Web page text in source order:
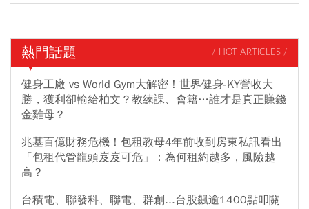
熱門話題 / HOT ARTICLES /
健身工廠 vs World Gym大解密！世界健身-KY營收大
勝，獲利卻輸給柏文？教練課、會籍…誰才是真正賺錢
金雞母？
兆基百億財務危機！包租教母4年前收到房東私訊看出
「包租代管龍頭岌岌可危」：為何租約越多，風險越
高？
台積電、聯發科、聯電、群創...台股飆逾1400點叩關